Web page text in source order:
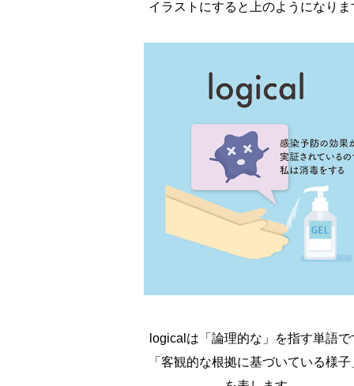
イラストにすると上のようになりま
logicalは「論理的な」を指す単語で
「客観的な根拠に基づいている様子